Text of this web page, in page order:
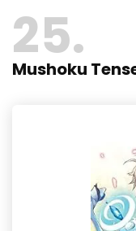
25
Mushoku